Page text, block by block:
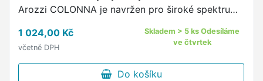
Arozzi COLONNA je navržen pro široké spektrum
1 024,00 Kč
včetně DPH
Skladem > 5 ks Odesíláme
ve čtvrtek
Do košíku